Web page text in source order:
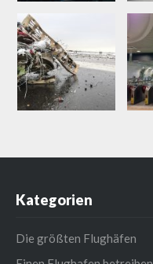
Kategorien
Die größten Flughäfen